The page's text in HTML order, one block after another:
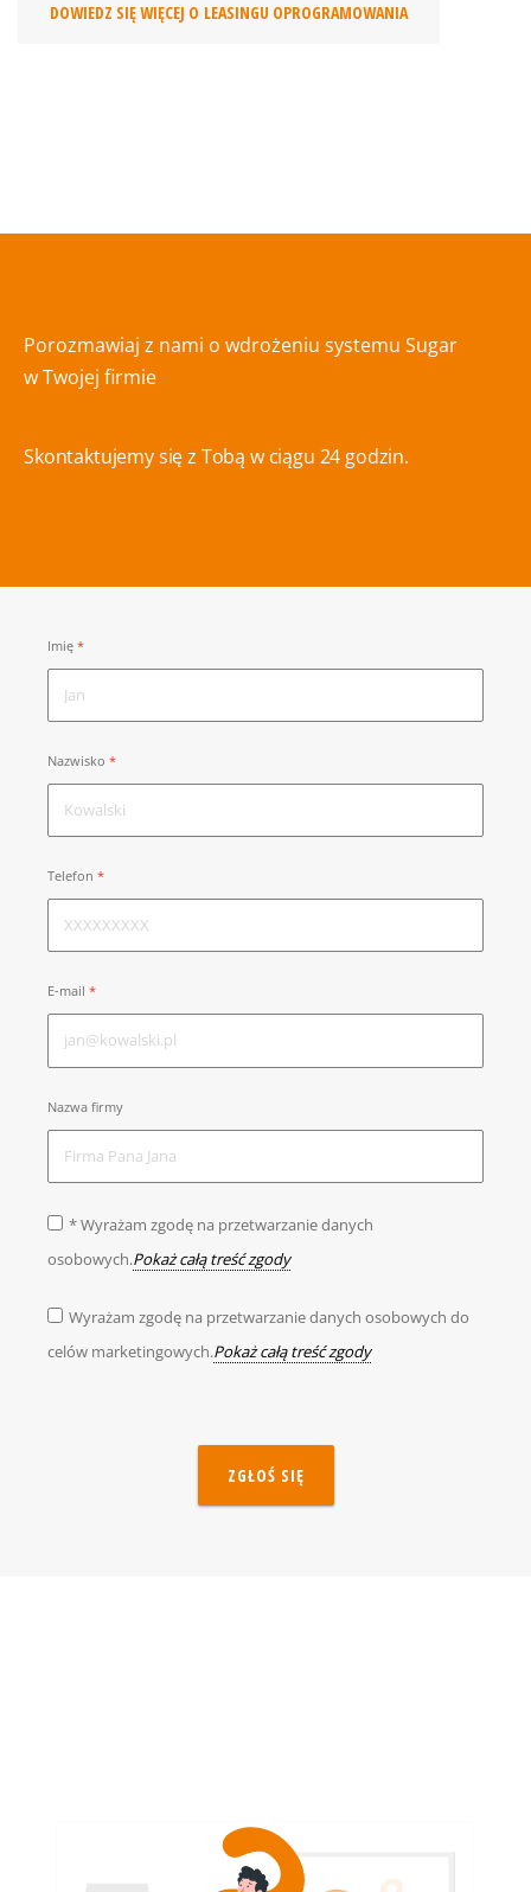
DOWIEDZ SIĘ WIĘCEJ O LEASINGU OPROGRAMOWANIA
Porozmawiaj z nami o wdrożeniu systemu Sugar
w Twojej firmie
Skontaktujemy się z Tobą w ciągu 24 godzin.
Imię
Nazwisko
Telefon
E-mail
Nazwa firmy
* Wyrażam zgodę na przetwarzanie danych
osobowych.Pokaż całą treść zgody
Wyrażam zgodę na przetwarzanie danych osobowych do
celów marketingowych.Pokaż całą treść zgody
ZGŁOŚ SIĘ